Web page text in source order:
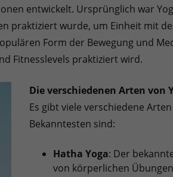
entwickelt. Ursprünglich war
praktiziert wurde, um Einheit mit
Form der Bewegung und
Fitnesslevels praktiziert wird.
Die verschiedenen Arten von
Es gibt viele verschiedene
Bekanntesten sind:
Hatha Yoga: Der
von körperlichen